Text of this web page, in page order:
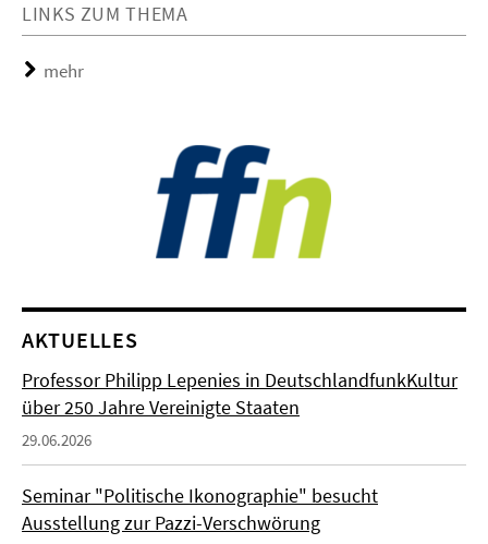
LINKS ZUM THEMA
mehr
AKTUELLES
Professor Philipp Lepenies in DeutschlandfunkKultur
über 250 Jahre Vereinigte Staaten
29.06.2026
Seminar "Politische Ikonographie" besucht
Ausstellung zur Pazzi-Verschwörung